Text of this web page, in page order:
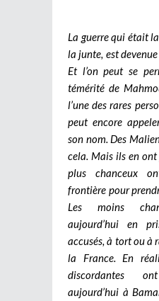
La guerre qui était
la junte, est
Et l’on peut se
témérité de
l’une des rares
peut encore
son nom. Des
cela. Mais ils en
plus chanceux
frontière pour
Les moins
aujourd’hui en
accusés, à tort ou à
la France. En
discordantes
aujourd’hui à